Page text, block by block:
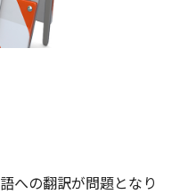
への翻訳が問題となり